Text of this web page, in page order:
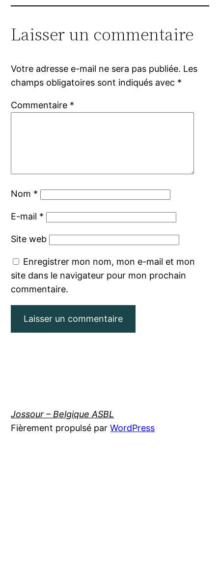
Laisser un commentaire
Votre adresse e-mail ne sera pas publiée. Les
champs obligatoires sont indiqués avec *
Commentaire *
Nom *
E-mail *
Site web
Enregistrer mon nom, mon e-mail et mon
site dans le navigateur pour mon prochain
commentaire.
Jossour – Belgique ASBL
Fièrement propulsé parWordPress